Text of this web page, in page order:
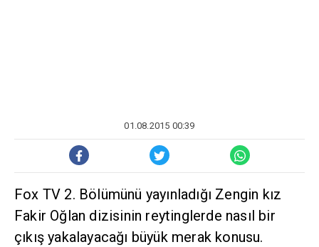
01.08.2015 00:39
Fox TV 2. Bölümünü yayınladığı Zengin kız
Fakir Oğlan dizisinin reytinglerde nasıl bir
çıkış yakalayacağı büyük merak konusu.